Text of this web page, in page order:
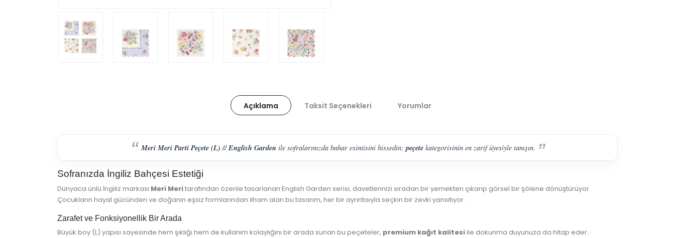
Açıklama Taksit Seçenekleri Yorumlar
Meri Meri Parti Peçete (L) // English Garden ile sofralarınızda bahar esintisini hissedin; peçetekategorisinin en zarif üyesiyle tanışın.
Sofranızda İngiliz Bahçesi Estetiği
Dünyaca ünlü İngiliz markası Meri Meritarafından özenle tasarlanan English Garden serisi, davetlerinizi sıradan bir yemekten çıkarıp görsel bir şölene dönüştürüyor.
Çocukların hayal gücünden ve doğanın eşsiz formlarından ilham alan bu tasarım, her bir ayrıntısıyla seçkin bir zevki yansıtıyor.
Zarafet ve Fonksiyonellik Bir Arada
Büyük boy (L) yapısı sayesinde hem şıklığı hem de kullanım kolaylığını bir arada sunan bu peçeteler, premium kağıt kalitesiile dokunma duyunuza da hitap eder.